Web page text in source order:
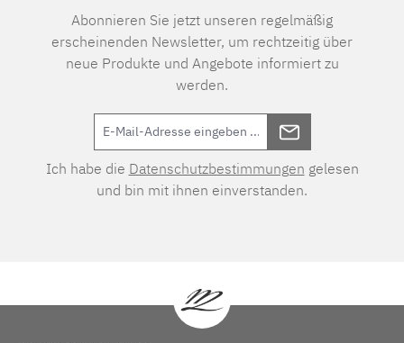
Abonnieren Sie jetzt unseren regelmäßig
erscheinenden Newsletter, um rechtzeitig über
neue Produkte und Angebote informiert zu
werden.
Ich habe die Datenschutzbestimmungen gelesen
und bin mit ihnen einverstanden.